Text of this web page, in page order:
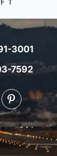
3001
7592